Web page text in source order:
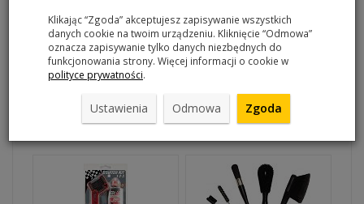
Brunox jest polecany przez producentów amortyzatorów
takich jak
Rock Shox.
Polecane produkty
Klikając “Zgoda” akceptujesz zapisywanie wszystkich
danych cookie na twoim urządzeniu. Kliknięcie “Odmowa”
oznacza zapisywanie tylko danych niezbędnych do
funkcjonowania strony. Więcej informacji o cookie w
polityce prywatności.
Ustawienia Odmowa Zgoda